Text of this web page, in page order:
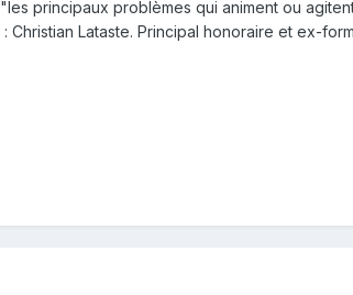
principaux problèmes qui animent ou
Lataste. Principal honoraire et ex-